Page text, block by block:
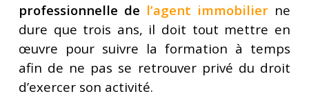
professionnelle de l’agent immobilier ne
dure que trois ans, il doit tout mettre en
œuvre pour suivre la formation à temps
afin de ne pas se retrouver privé du droit
d’exercer son activité.